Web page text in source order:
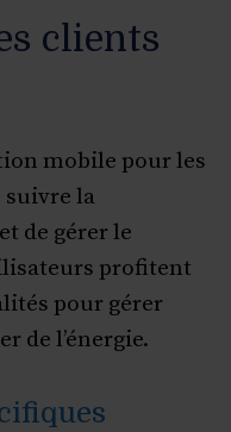
clients
mobile pour les
suivre la
de gérer le
profitent
pour gérer
de l’énergie.